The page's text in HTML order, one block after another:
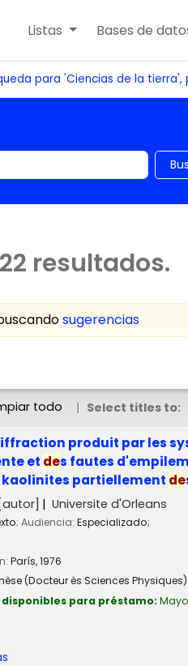
Listas Bases de
para 'Ciencias de la tierra',
palabra clave
resultados.
sugerencias
todo Select titles to:
produit par les
et des fautes
kaolinites partiellement de
[autor] Universite d'Orleans
; Audiencia: Especializado;
París,1976
(Docteur ès Sciences Physiques)
para préstamo: